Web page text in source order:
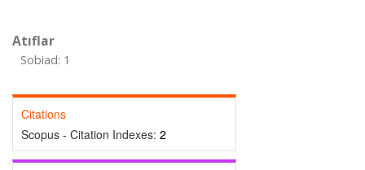
Atıflar
Sobiad: 1
Citations
Scopus - Citation Indexes: 2